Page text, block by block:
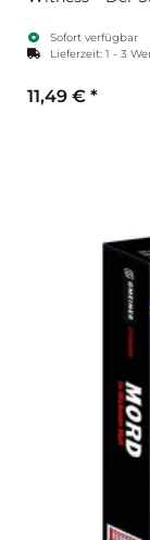
Sofort verfügbar
Lieferzeit: 1 - 3
11,49 € *